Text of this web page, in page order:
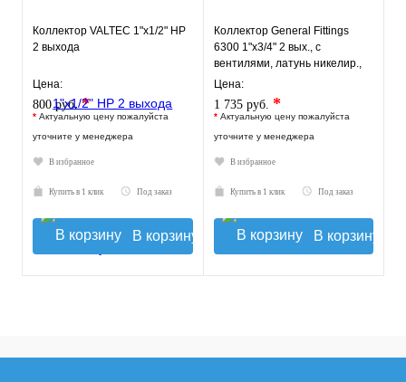
Коллектор VALTEC 1"х1/2" НР
2 выхода
Цена:
800 руб.*
* Актуальную цену пожалуйста
уточните у менеджера
В избранное
Купить в 1 клик Под заказ
В корзину
Коллектор General Fittings
6300 1"х3/4" 2 вых., c
вентилями, латунь никелир.,
красный регулятор
Цена:
1 735 руб. *
* Актуальную цену пожалуйста
уточните у менеджера
В избранное
Купить в 1 клик Под заказ
В корзину